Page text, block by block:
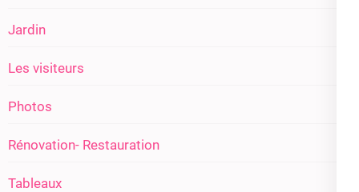
Jardin
Les visiteurs
Photos
Rénovation- Restauration
Tableaux